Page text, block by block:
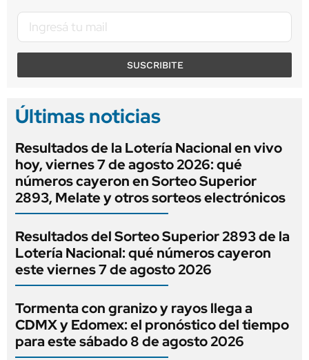
SUSCRIBITE
Últimas noticias
Resultados de la Lotería Nacional en vivo
hoy, viernes 7 de agosto 2026: qué
números cayeron en Sorteo Superior
2893, Melate y otros sorteos electrónicos
Resultados del Sorteo Superior 2893 de la
Lotería Nacional: qué números cayeron
este viernes 7 de agosto 2026
Tormenta con granizo y rayos llega a
CDMX y Edomex: el pronóstico del tiempo
para este sábado 8 de agosto 2026